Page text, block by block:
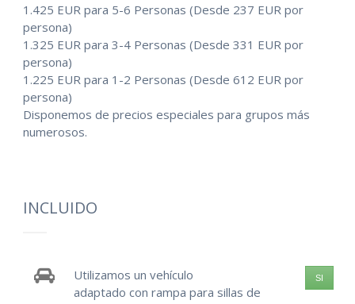
1.425 EUR para 5-6 Personas (Desde 237 EUR por
persona)
1.325 EUR para 3-4 Personas (Desde 331 EUR por
persona)
1.225 EUR para 1-2 Personas (Desde 612 EUR por
persona)
Disponemos de precios especiales para grupos más
numerosos.
INCLUIDO
Utilizamos un vehículo
adaptado con rampa para sillas de
SI